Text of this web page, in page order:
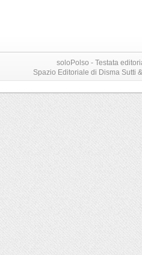
soloPolso - Testata
Spazio Editoriale di Disma Sutti